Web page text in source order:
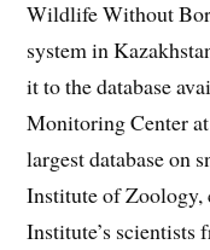
Wildlife Without
system in
it to the database
Monitoring Center
largest database on
Institute of Zoology,
Institute’s scientists